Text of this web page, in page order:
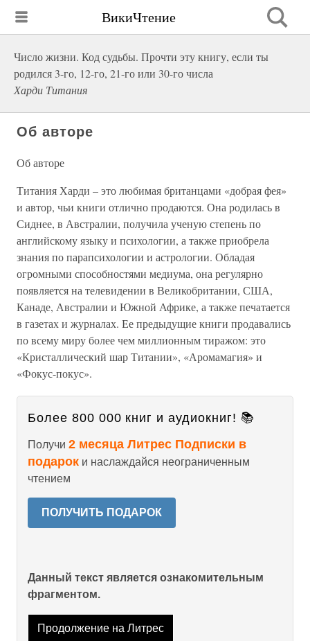
ВикиЧтение
Число жизни. Код судьбы. Прочти эту книгу, если ты
родился 3-го, 12-го, 21-го или 30-го числа
Харди Титания
Об авторе
Об авторе
Титания Харди – это любимая британцами «добрая фея»
и автор, чьи книги отлично продаются. Она родилась в
Сиднее, в Австралии, получила ученую степень по
английскому языку и психологии, а также приобрела
знания по парапсихологии и астрологии. Обладая
огромными способностями медиума, она регулярно
появляется на телевидении в Великобритании, США,
Канаде, Австралии и Южной Африке, а также печатается
в газетах и журналах. Ее предыдущие книги продавались
по всему миру более чем миллионным тиражом: это
«Кристаллический шар Титании», «Аромамагия» и
«Фокус-покус».
Более 800 000 книг и аудиокниг! 📚
Получи 2 месяца Литрес Подписки в
подарок и наслаждайся неограниченным
чтением
ПОЛУЧИТЬ ПОДАРОК
Данный текст является ознакомительным
фрагментом.
Продолжение на Литрес